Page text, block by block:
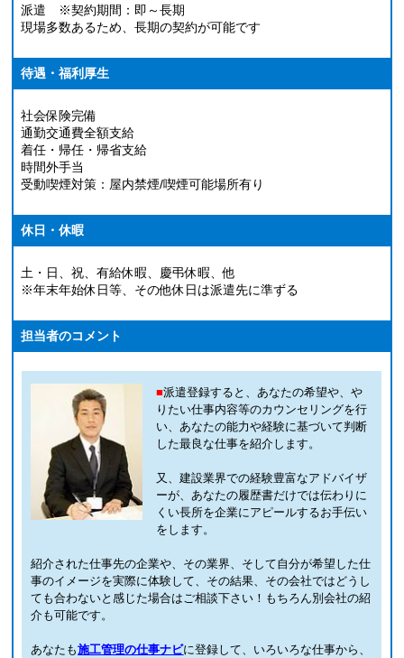
派遣 ※契約期間：即～長期
現場多数あるため、長期の契約が可能です
待遇・福利厚生
社会保険完備
通勤交通費全額支給
着任・帰任・帰省支給
時間外手当
受動喫煙対策：屋内禁煙/喫煙可能場所有り
休日・休暇
土・日、祝、有給休暇、慶弔休暇、他
※年末年始休日等、その他休日は派遣先に準ずる
担当者のコメント
■派遣登録すると、あなたの希望や、や
りたい仕事内容等のカウンセリングを行
い、あなたの能力や経験に基づいて判断
した最良な仕事を紹介します。
又、建設業界での経験豊富なアドバイザ
ーが、あなたの履歴書だけでは伝わりに
くい長所を企業にアピールするお手伝い
をします。
紹介された仕事先の企業や、その業界、そして自分が希望した仕
事のイメージを実際に体験して、その結果、その会社ではどうし
ても合わないと感じた場合はご相談下さい！もちろん別会社の紹
介も可能です。
あなたも施工管理の仕事ナビに登録して、いろいろな仕事から、